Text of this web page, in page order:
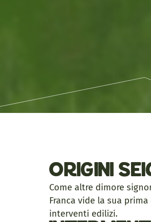
Origini
Come altre dimore
Franca vide la sua
interventi edilizi.